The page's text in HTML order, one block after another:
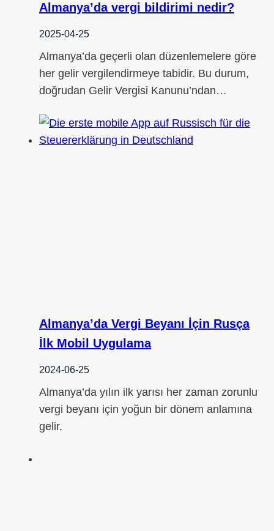
Almanya’da vergi bildirimi nedir?
2025-04-25
Almanya’da geçerli olan düzenlemelere göre
her gelir vergilendirmeye tabidir. Bu durum,
doğrudan Gelir Vergisi Kanunu’ndan…
Almanya’da Vergi Beyanı İçin Rusça
İlk Mobil Uygulama
2024-06-25
Almanya’da yılın ilk yarısı her zaman zorunlu
vergi beyanı için yoğun bir dönem anlamına
gelir.